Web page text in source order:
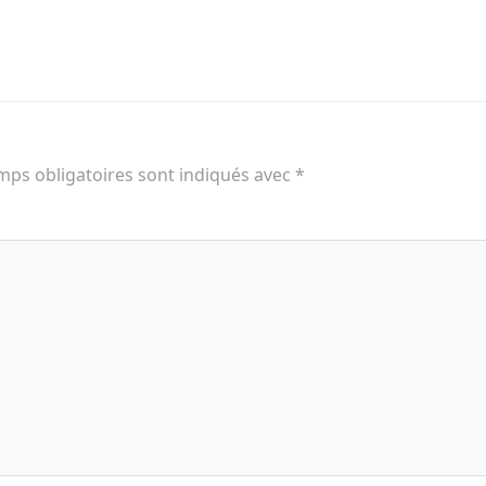
obligatoires sont indiqués avec *